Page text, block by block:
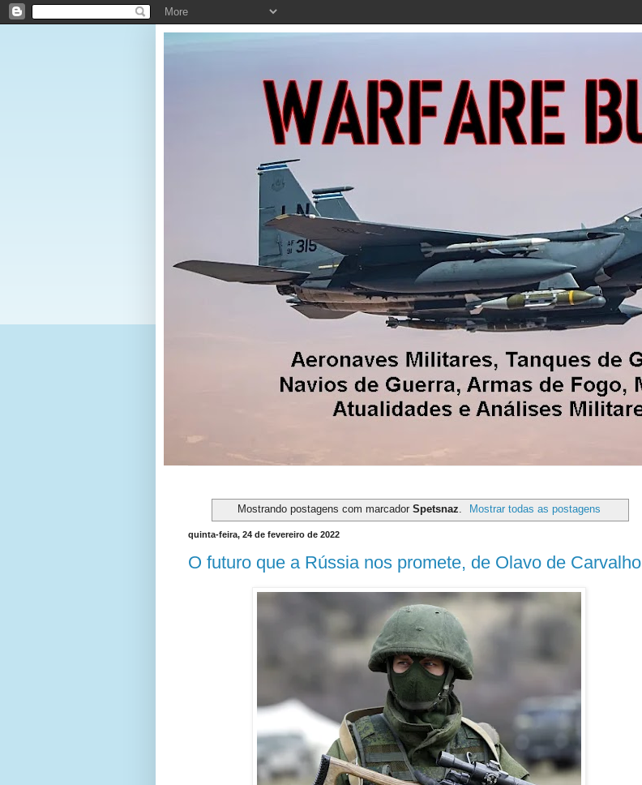
Mostrando postagens com marcador Spetsnaz Mostrar todas as postagens
quinta-feira, 24 de fevereiro de 2022
O futuro que a Rússia nos promete, de Olavo de Carvalho